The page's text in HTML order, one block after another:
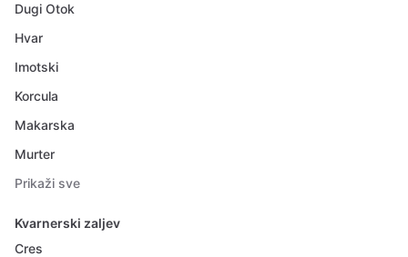
Dugi Otok
Hvar
Imotski
Korcula
Makarska
Murter
Prikaži sve
Kvarnerski zaljev
Cres